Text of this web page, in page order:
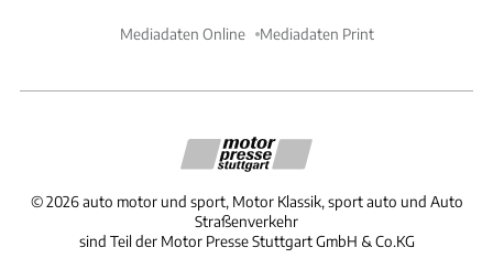
Mediadaten Online Mediadaten Print
©2026 auto motor und sport, Motor Klassik, sport auto und Auto
Straßenverkehr
sind Teil der Motor Presse Stuttgart GmbH & Co.KG